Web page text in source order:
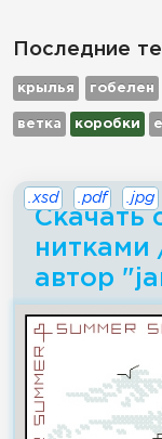
Последние
крылья гобелен
ветка коробки
Скачать
нитками
автор
.xsd .pdf .jpg